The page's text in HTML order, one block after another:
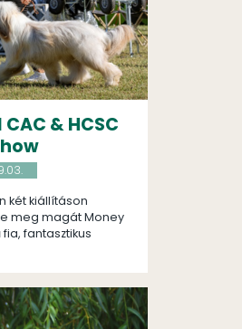
& HCSC
két kiállításon
meg magát Money
fantasztikus